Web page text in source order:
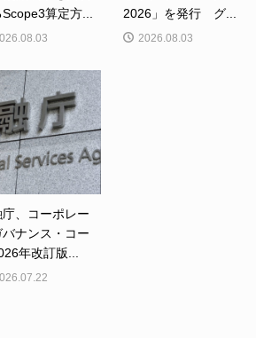
Scope3算定方...
2026」を発行 グ...
2026.08.03
、コーポレー
バナンス・コー
年改訂版...